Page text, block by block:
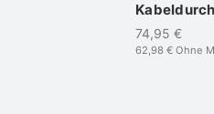
74,95 €
62,98 € Ohne